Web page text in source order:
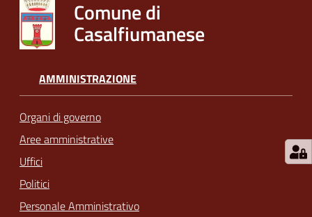
Comune di
Casalfiumanese
AMMINISTRAZIONE
Organi di governo
Aree amministrative
Uffici
Politici
Personale Amministrativo